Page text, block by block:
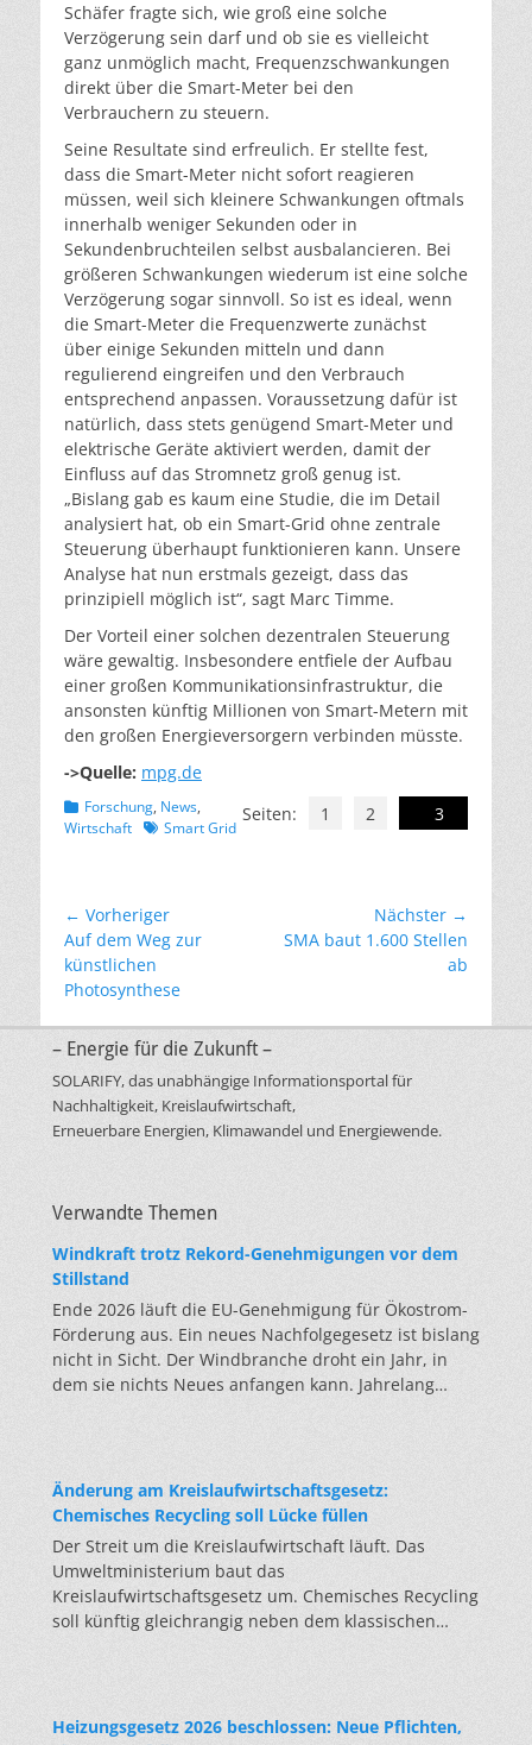
Schäfer fragte sich, wie groß eine solche
Verzögerung sein darf und ob sie es vielleicht
ganz unmöglich macht, Frequenzschwankungen
direkt über die Smart-Meter bei den
Verbrauchern zu steuern.
Seine Resultate sind erfreulich. Er stellte fest,
dass die Smart-Meter nicht sofort reagieren
müssen, weil sich kleinere Schwankungen oftmals
innerhalb weniger Sekunden oder in
Sekundenbruchteilen selbst ausbalancieren. Bei
größeren Schwankungen wiederum ist eine solche
Verzögerung sogar sinnvoll. So ist es ideal, wenn
die Smart-Meter die Frequenzwerte zunächst
über einige Sekunden mitteln und dann
regulierend eingreifen und den Verbrauch
entsprechend anpassen. Voraussetzung dafür ist
natürlich, dass stets genügend Smart-Meter und
elektrische Geräte aktiviert werden, damit der
Einfluss auf das Stromnetz groß genug ist.
„Bislang gab es kaum eine Studie, die im Detail
analysiert hat, ob ein Smart-Grid ohne zentrale
Steuerung überhaupt funktionieren kann. Unsere
Analyse hat nun erstmals gezeigt, dass das
prinzipiell möglich ist“, sagt Marc Timme.
Der Vorteil einer solchen dezentralen Steuerung
wäre gewaltig. Insbesondere entfiele der Aufbau
einer großen Kommunikationsinfrastruktur, die
ansonsten künftig Millionen von Smart-Metern mit
den großen Energieversorgern verbinden müsste.
->Quelle: mpg.de
Seiten:
1 2 3
Kategorien
Forschung, News,
Wirtschaft Schlagworte
Smart Grid
Beitragsnavigation
← Vorheriger
Vorheriger
Beitrag:
Auf dem Weg zur
künstlichen
Photosynthese
Nächster →
Nächster
SMA baut 1.600 Stellen
ab
– Energie für die Zukunft –
SOLARIFY, das unabhängige Informationsportal für
Nachhaltigkeit, Kreislaufwirtschaft,
Erneuerbare Energien, Klimawandel und Energiewende.
Verwandte Themen
Windkraft trotz Rekord-Genehmigungen vor dem
Stillstand
Ende 2026 läuft die EU-Genehmigung für Ökostrom-
Förderung aus. Ein neues Nachfolgegesetz ist bislang
nicht in Sicht. Der Windbranche droht ein Jahr, in
dem sie nichts Neues anfangen kann. Jahrelang
deutlich schneller. Die Halbjahresbilanz der Branche
bestätigt dieses Muster: So viele Windräder wie nie
zuvor wurden genehmigt, doch im ersten Halbjahr
gingen netto nur rund zwei Gigawatt ans Netz. Der
Bestand liegt damit bei etwa 70 Gigawatt. Das
gesetzliche Zwischenziel von 84 Gigawatt zum
Jahresende ist außer Reichweite. Allerdings wächst
baureifer Projekte. Bis Jahresende dürfte sie nach
Änderung am Kreislaufwirtschaftsgesetz:
Chemisches Recycling soll Lücke füllen
Der Streit um die Kreislaufwirtschaft läuft. Das
Umweltministerium baut das
Kreislaufwirtschaftsgesetz um. Chemisches Recycling
soll künftig gleichrangig neben dem klassischen
Kreislaufwirtschaftsgesetzes (KrWG) in die Anhörung
Heizungsgesetz 2026 beschlossen: Neue Pflichten,